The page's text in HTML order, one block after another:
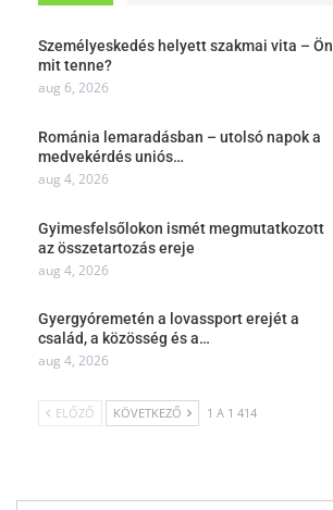
Személyeskedés helyett szakmai vita – Ön
mit tenne?
aug 6, 2026
Románia lemaradásban – utolsó napok a
medvekérdés uniós…
aug 4, 2026
Gyimesfelsőlokon ismét megmutatkozott
az összetartozás ereje
aug 4, 2026
Gyergyóremetén a lovassport erejét a
család, a közösség és a…
aug 4, 2026
ELŐZŐ KÖVETKEZŐ 1 A 1 414